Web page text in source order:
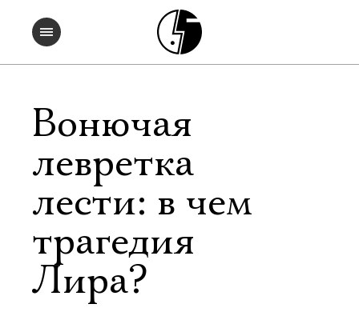
Вонючая
левретка
лести: в чем
трагедия
Лира?